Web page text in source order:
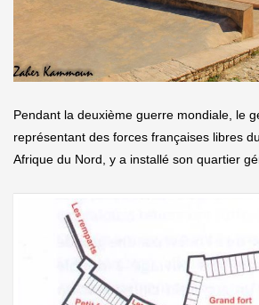
Pendant la deuxième guerre mondiale, le
représentant des forces françaises libres
Afrique du Nord, y a installé son quartier